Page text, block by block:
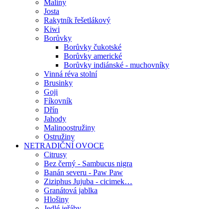
Maliny
Josta
Rakytník řešetlákový
Kiwi
Borůvky
Borůvky čukotské
Borůvky americké
Borůvky indiánské - muchovníky
Vinná réva stolní
Brusinky
Goji
Fíkovník
Dřín
Jahody
Malinoostružiny
Ostružiny
NETRADIČNÍ OVOCE
Citrusy
Bez černý - Sambucus nigra
Banán severu - Paw Paw
Ziziphus Jujuba - cicimek…
Granátová jablka
Hlošiny